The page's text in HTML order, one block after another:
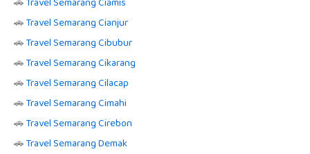
🚗Travel Semarang Cianjur
🚗Travel Semarang Cibubur
🚗Travel Semarang Cikarang
🚗Travel Semarang Cilacap
🚗Travel Semarang Cimahi
🚗Travel Semarang Cirebon
🚗Travel Semarang Demak